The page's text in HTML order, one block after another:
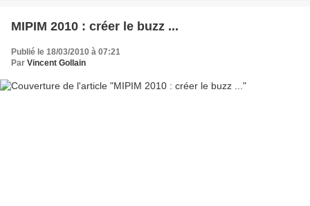
MIPIM 2010 : créer le buzz ...
Publié le 18/03/2010 à 07:21
Par Vincent Gollain